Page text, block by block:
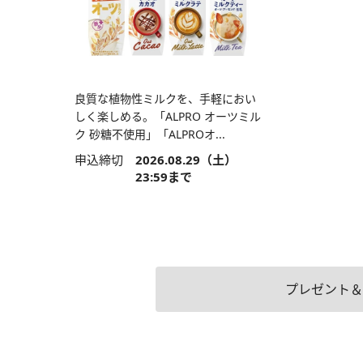
良質な植物性ミルクを、手軽におい
しく楽しめる。「ALPRO オーツミル
ク 砂糖不使用」「ALPROオ...
申込締切 2026.08.29（土）
23:59まで
プレゼント